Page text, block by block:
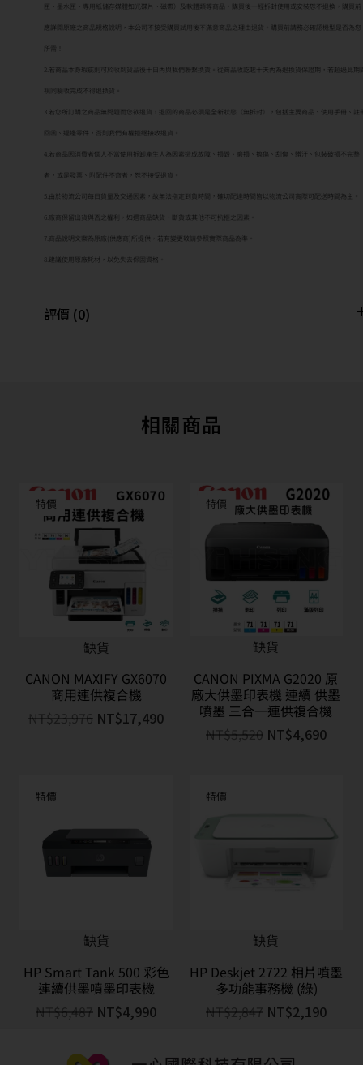
匣、墨水匣、專用紙儲存媒體如光碟片、磁帶）及軟體類等商品，購買後一經拆封使用或安裝恕不退換，購買前
應詳閱原廠之商品規格說明，本公司不接受購買試用後不滿意商品之理由退貨。購買前請務必確認機型是否為您
所需！
2.若商品本身瑕疵則可於收到貨品後十日內與我們聯繫換貨。從商品收訖起十天內為退換貨保證期，若超過此期
視同驗收完成不得退換貨。
3.若您所訂購之商品無問題而您欲退貨，退回的商品必須是全新狀態（無拆封），包括主要商品、使用手冊、註
回函、週邊零件，否則我們有權拒絕接收退貨。
4.若商品因消費者個人不當使用拆卸產生人為因素造成故障、損毀、磨損、擦傷、刮傷、髒汙、包裝破損不完整
者，或是發票、附配件不齊者，恕不接受退貨。
5.由於物流公司每日貨量及交通因素，故無法指定到貨時間，確切配達時間皆以物流公司實際可配送時間為主。
6.廠商保留出貨與否之權利，如遇商品缺貨、斷貨或其他不可抗拒之因素。
7.商品說明文案為原廠(供應商)所提供，若有變更敬請參照實際商品為準。
8.建議使用原廠耗材，以免失去保固資格。
評價 (0)
相關商品
特價
缺貨
CANON MAXIFY GX6070
商用連供複合機
NT$23,976 NT$17,490
特價
缺貨
CANON PIXMA G2020 原
廠大供墨印表機 連續 供墨
噴墨 三合一連供複合機
NT$5,520 NT$4,690
特價
缺貨
HP Smart Tank 500 彩色
連續供墨噴墨印表機
NT$6,487 NT$4,990
特價
缺貨
HP Deskjet 2722 相片噴墨
多功能事務機 (綠)
NT$2,847 NT$2,190